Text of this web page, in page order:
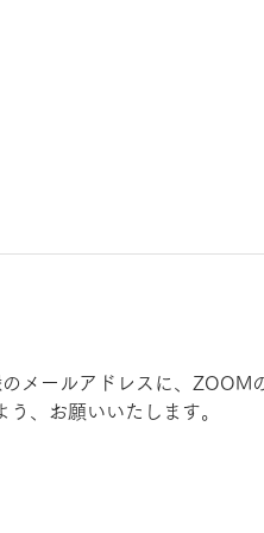
メールアドレスに、ZOOM
、お願いいたします。